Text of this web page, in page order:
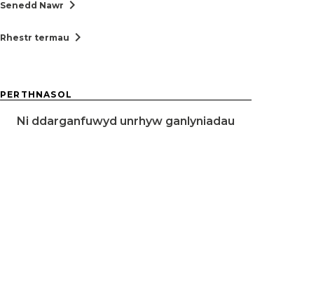
Senedd Nawr chevron_right
Rhestr termau chevron_right
PERTHNASOL
Ni ddarganfuwyd unrhyw ganlyniadau